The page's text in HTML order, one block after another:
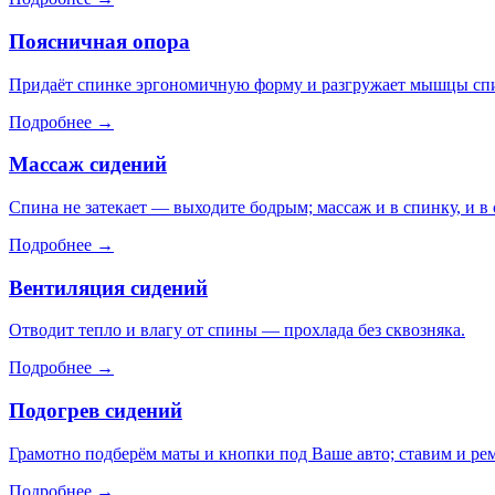
Поясничная опора
Придаёт спинке эргономичную форму и разгружает мышцы
Подробнее →
Массаж сидений
Спина не затекает — выходите бодрым; массаж и в спинку, и в
Подробнее →
Вентиляция сидений
Отводит тепло и влагу от спины — прохлада без сквозняка.
Подробнее →
Подогрев сидений
Грамотно подберём маты и кнопки под Ваше авто; ставим и
Подробнее →